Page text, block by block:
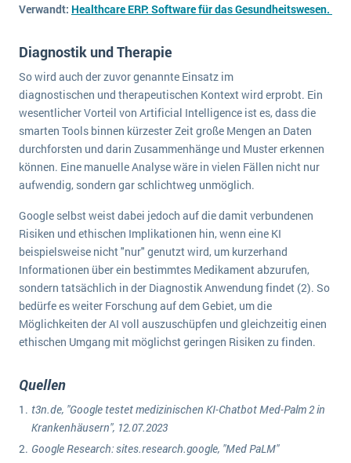
Verwandt: Healthcare ERP: Software für das Gesundheitswesen.
Diagnostik und Therapie
So wird auch der zuvor genannte Einsatz im
diagnostischen und therapeutischen Kontext wird erprobt. Ein
wesentlicher Vorteil von Artificial Intelligence ist es, dass die
smarten Tools binnen kürzester Zeit große Mengen an Daten
durchforsten und darin Zusammenhänge und Muster erkennen
können. Eine manuelle Analyse wäre in vielen Fällen nicht nur
aufwendig, sondern gar schlichtweg unmöglich.
Google selbst weist dabei jedoch auf die damit verbundenen
Risiken und ethischen Implikationen hin, wenn eine KI
beispielsweise nicht "nur" genutzt wird, um kurzerhand
Informationen über ein bestimmtes Medikament abzurufen,
sondern tatsächlich in der Diagnostik Anwendung findet (2). So
bedürfe es weiter Forschung auf dem Gebiet, um die
Möglichkeiten der AI voll auszuschüpfen und gleichzeitig einen
ethischen Umgang mit möglichst geringen Risiken zu finden.
Quellen
t3n.de, "Google testet medizinischen KI-Chatbot Med-Palm 2 in
Krankenhäusern", 12.07.2023
Google Research: sites.research.google, "Med PaLM"